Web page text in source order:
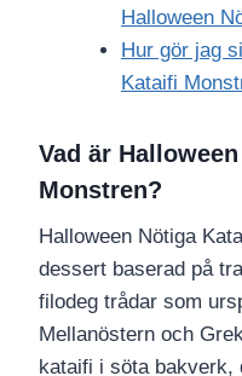
Halloween
Hur gör jag
Kataifi
Vad är
Monstren?
Halloween Nötiga
dessert baserad på
filodeg trådar som
Mellanöstern och
kataifi i söta bakverk,